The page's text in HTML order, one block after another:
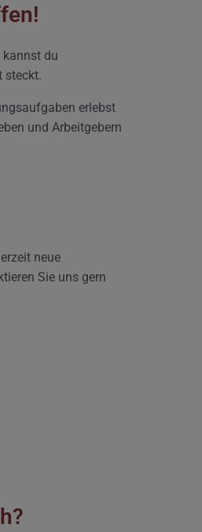
kannst du
steckt.
erlebst
und Arbeitgebern
neue
Sie uns gern